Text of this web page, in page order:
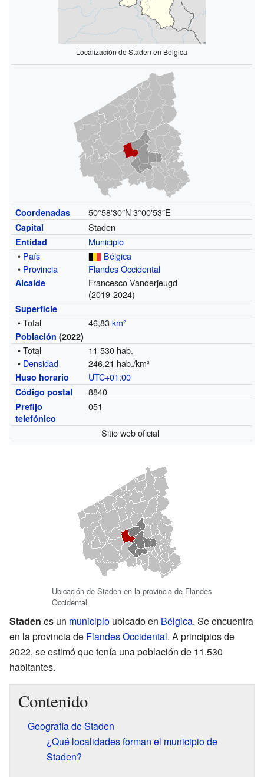
Localización de Staden en Bélgica
Coordenadas 50°58′30″N 3°00′53″E
Capital Staden
Entidad
Municipio
• País
Bélgica
• Provincia Flandes Occidental
Alcalde
Francesco Vanderjeugd
(2019-2024)
Superficie
• Total 46,83km²
Población (2022)
• Total
11 530 hab.
• Densidad 246,21 hab./km²
Huso horario UTC+01:00
Código postal 8840
Prefijo
telefónico
051
Sitio web oficial
Ubicación de Staden en la provincia de Flandes
Occidental
Staden es un municipio ubicado en Bélgica. Se encuentra
en la provincia de Flandes Occidental. A principios de
2022, se estimó que tenía una población de 11.530
habitantes.
Contenido
Geografía de Staden
¿Qué localidades forman el municipio de
Staden?